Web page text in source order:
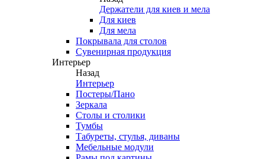
Держатели для киев и мела
Для киев
Для мела
Покрывала для столов
Сувенирная продукция
Интерьер
Назад
Интерьер
Постеры/Пано
Зеркала
Столы и столики
Тумбы
Табуреты, стулья, диваны
Мебельные модули